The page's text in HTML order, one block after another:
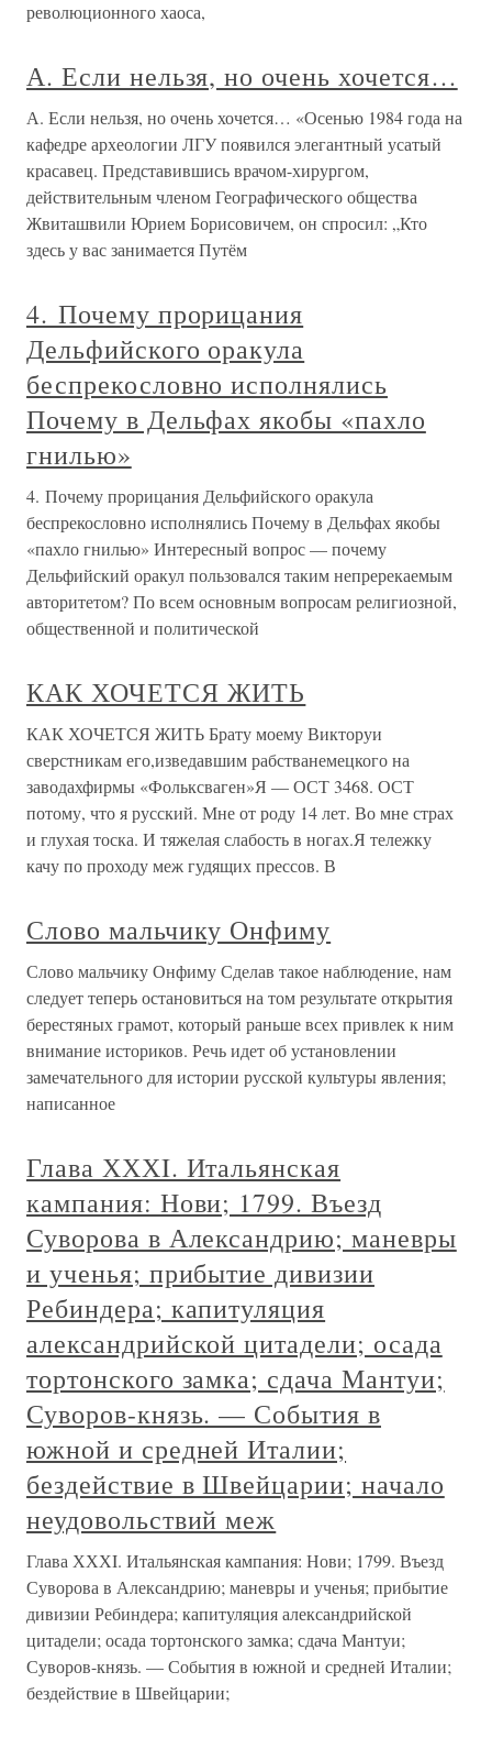
революционного хаоса,
А. Если нельзя, но очень хочется…
А. Если нельзя, но очень хочется… «Осенью 1984 года на
кафедре археологии ЛГУ появился элегантный усатый
красавец. Представившись врачом-хирургом,
действительным членом Географического общества
Жвиташвили Юрием Борисовичем, он спросил: „Кто
здесь у вас занимается Путём
4. Почему прорицания
Дельфийского оракула
беспрекословно исполнялись
Почему в Дельфах якобы «пахло
гнилью»
4. Почему прорицания Дельфийского оракула
беспрекословно исполнялись Почему в Дельфах якобы
«пахло гнилью» Интересный вопрос — почему
Дельфийский оракул пользовался таким непререкаемым
авторитетом? По всем основным вопросам религиозной,
общественной и политической
КАК ХОЧЕТСЯ ЖИТЬ
КАК ХОЧЕТСЯ ЖИТЬ Брату моему Викторуи
сверстникам его,изведавшим рабстванемецкого на
заводахфирмы «Фольксваген»Я — ОСТ 3468. ОСТ
потому, что я русский. Мне от роду 14 лет. Во мне страх
и глухая тоска. И тяжелая слабость в ногах.Я тележку
качу по проходу меж гудящих прессов. В
Слово мальчику Онфиму
Слово мальчику Онфиму Сделав такое наблюдение, нам
следует теперь остановиться на том результате открытия
берестяных грамот, который раньше всех привлек к ним
внимание историков. Речь идет об установлении
замечательного для истории русской культуры явления;
написанное
Глава ХХХI. Итальянская
кампания: Нови; 1799. Въезд
Суворова в Александрию; маневры
и ученья; прибытие дивизии
Ребиндера; капитуляция
александрийской цитадели; осада
тортонского замка; сдача Мантуи;
Суворов-князь. — События в
южной и средней Италии;
бездействие в Швейцарии; начало
неудовольствий меж
Глава ХХХI. Итальянская кампания: Нови; 1799. Въезд
Суворова в Александрию; маневры и ученья; прибытие
дивизии Ребиндера; капитуляция александрийской
цитадели; осада тортонского замка; сдача Мантуи;
Суворов-князь. — События в южной и средней Италии;
бездействие в Швейцарии;